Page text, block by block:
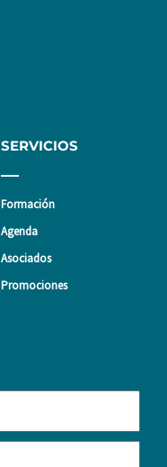
SERVICIOS
Formación
Agenda
Asociados
Promociones